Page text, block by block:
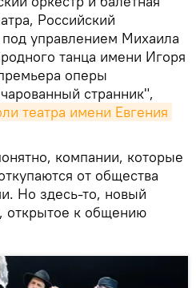
Российский
управлением Михаила
танца имени Игоря
оперы
странник",
театра имени Евгения
компании, которые
от общества
Но здесь-то, новый
открытое к общению